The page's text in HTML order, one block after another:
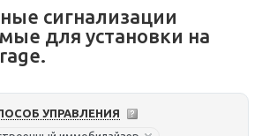
сигнализации
для установки на
УПРАВЛЕНИЯ